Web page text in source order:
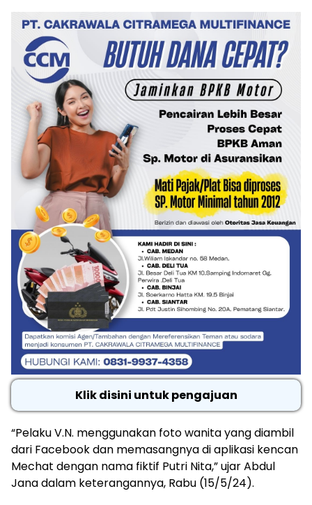
Klik disini untuk pengajuan
“Pelaku V.N. menggunakan foto wanita yang diambil
dari Facebook dan memasangnya di aplikasi kencan
Mechat dengan nama fiktif Putri Nita,” ujar Abdul
Jana dalam keterangannya, Rabu (15/5/24).